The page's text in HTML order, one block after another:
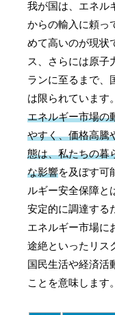
我が国は、エネル
からの輸入に頼っ
めて高いのが現状
ス、さらには原子
ランに至るまで、
は限られています
エネルギー市場の
やすく、価格高騰
態は、私たちの暮
な影響を及ぼす可
ルギー安全保障と
安定的に調達する
エネルギー市場に
途絶といったリス
国民生活や経済活
ことを意味します。